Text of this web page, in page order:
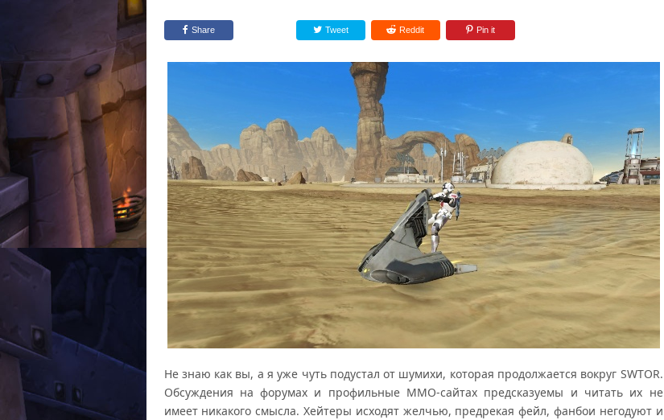
Share Tweet Reddit Pin it
Не знаю как вы, а я уже чуть подустал от шумихи, которая продолжается вокруг SWTOR.
Обсуждения на форумах и профильные ММО-сайтах предсказуемы и читать их не
имеет никакого смысла. Хейтеры исходят желчью, предрекая фейл, фанбои негодуют и